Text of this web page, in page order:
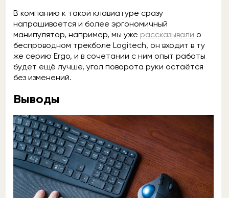
В компанию к такой клавиатуре сразу
напрашивается и более эргономичный
манипулятор, например, мы уже рассказывали о
беспроводном трекболе Logitech, он входит в ту
же серию Ergo, и в сочетании с ним опыт работы
будет ещё лучше, угол поворота руки остаётся
без изменений.
Выводы